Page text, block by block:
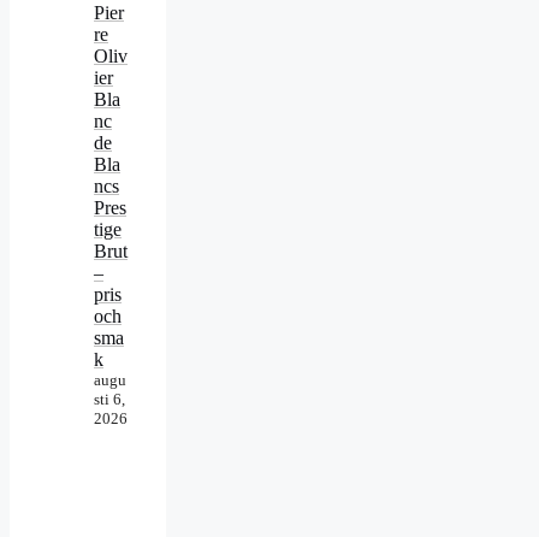
Pier
re
Oliv
ier
Bla
nc
de
Bla
ncs
Pres
tige
Brut
–
pris
och
sma
k
augu
sti 6,
2026